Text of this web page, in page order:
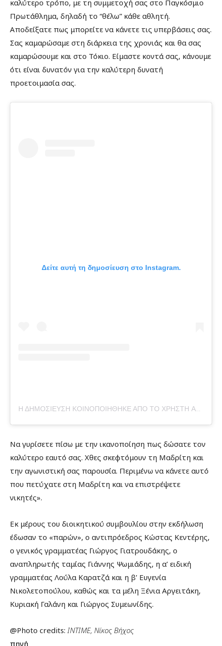
καλύτερο τρόπο, με τη συμμετοχή σας στο Παγκόσμιο
Πρωτάθλημα, δηλαδή το “θέλω” κάθε αθλητή.
Αποδείξατε πως μπορείτε να κάνετε τις υπερβάσεις σας.
Σας καμαρώσαμε στη διάρκεια της χρονιάς και θα σας
καμαρώσουμε και στο Τόκιο. Είμαστε κοντά σας, κάνουμε
ότι είναι δυνατόν για την καλύτερη δυνατή
προετοιμασία σας.
Δείτε αυτή τη δημοσίευση στο Instagram.
Η ΔΗΜΟΣΙΕΥΣΗ ΚΟΙΝΟΠΟΙΗΘΗΚΕ ΑΠΟ ΤΟ ΧΡΗΣΤΗ ANTIGONIDRISBIOTI OLY (@ADIGONI.DRISBIOTI)
Να γυρίσετε πίσω με την ικανοποίηση πως δώσατε τον
καλύτερο εαυτό σας. Χθες σκεφτόμουν τη Μαδρίτη και
την αγωνιστική σας παρουσία. Περιμένω να κάνετε αυτό
που πετύχατε στη Μαδρίτη και να επιστρέψετε
νικητές».
Εκ μέρους του διοικητικού συμβουλίου στην εκδήλωση
έδωσαν το «παρών», ο αντιπρόεδρος Κώστας Κεντέρης,
ο γενικός γραμματέας Γιώργος Γιατρουδάκης, ο
αναπληρωτής ταμίας Γιάννης Ψωμιάδης, η α’ ειδική
γραμματέας Λούλα Καρατζά και η β’ Ευγενία
Νικολετοπούλου, καθώς και τα μέλη Ξένια Αργειτάκη,
Κυριακή Γαλάνη και Γιώργος Συμεωνίδης.
@Photo credits: INTIME, Νίκος Βήχος
πηγή